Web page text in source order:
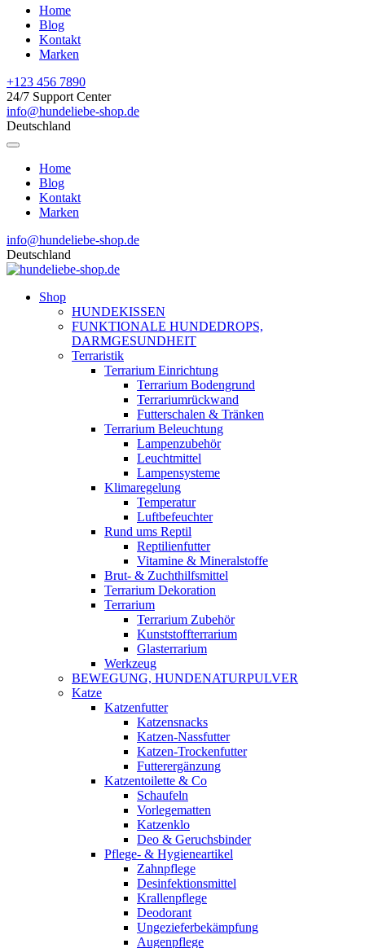
Home
Blog
Kontakt
Marken
+123 456 7890
24/7 Support Center
info@hundeliebe-shop.de
Deutschland
Home
Blog
Kontakt
Marken
info@hundeliebe-shop.de
Deutschland
Shop
HUNDEKISSEN
FUNKTIONALE HUNDEDROPS,
DARMGESUNDHEIT
Terraristik
Terrarium Einrichtung
Terrarium Bodengrund
Terrariumrückwand
Futterschalen & Tränken
Terrarium Beleuchtung
Lampenzubehör
Leuchtmittel
Lampensysteme
Klimaregelung
Temperatur
Luftbefeuchter
Rund ums Reptil
Reptilienfutter
Vitamine & Mineralstoffe
Brut- & Zuchthilfsmittel
Terrarium Dekoration
Terrarium
Terrarium Zubehör
Kunststoffterrarium
Glasterrarium
Werkzeug
BEWEGUNG, HUNDENATURPULVER
Katze
Katzenfutter
Katzensnacks
Katzen-Nassfutter
Katzen-Trockenfutter
Futterergänzung
Katzentoilette & Co
Schaufeln
Vorlegematten
Katzenklo
Deo & Geruchsbinder
Pflege- & Hygieneartikel
Zahnpflege
Desinfektionsmittel
Krallenpflege
Deodorant
Ungezieferbekämpfung
Augenpflege